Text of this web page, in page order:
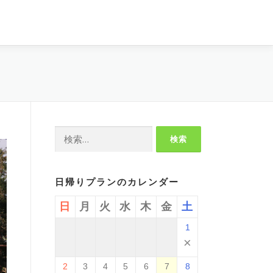
日帰りプランのカレンダー
日 月 火 水 木 金 土
1
×
2 3 4 5 6 7 8